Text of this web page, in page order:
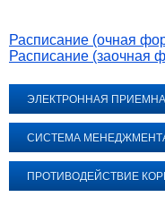
Расписание (очная
Расписание (заочная
ЭЛЕКТРОННАЯ
СИСТЕМА
ПРОТИВОДЕЙСТВИЕ